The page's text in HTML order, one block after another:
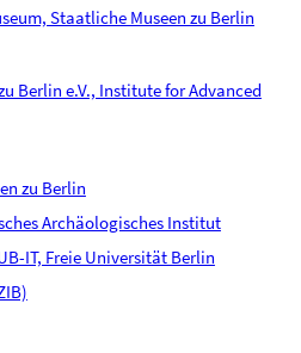
Staatliche Museen zu Berlin
Berlin e.V., Institute for Advanced
zu Berlin
Archäologisches Institut
IT, Freie Universität Berlin